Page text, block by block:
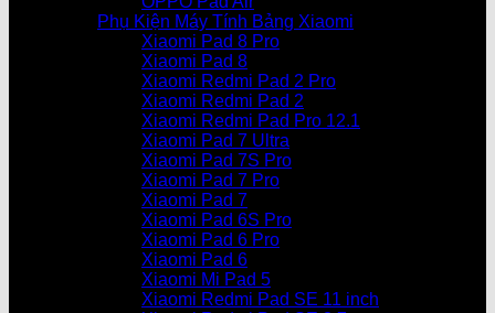
Phụ Kiện Máy Tính Bảng Xiaomi
Xiaomi Pad 8 Pro
Xiaomi Pad 8
Xiaomi Redmi Pad 2 Pro
Xiaomi Redmi Pad 2
Xiaomi Redmi Pad Pro 12.1
Xiaomi Pad 7 Ultra
Xiaomi Pad 7S Pro
Xiaomi Pad 7 Pro
Xiaomi Pad 7
Xiaomi Pad 6S Pro
Xiaomi Pad 6 Pro
Xiaomi Pad 6
Xiaomi Mi Pad 5
Xiaomi Redmi Pad SE 11 inch